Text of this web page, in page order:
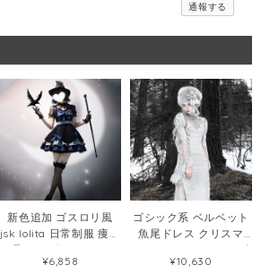
通報する
新色追加 ゴスロリ風
jsk lolita 日常制服 痩せ
て見える ボウタイ ロリ
ータワンピース
¥6,858
ゴシック系 ベルベット
魚尾ドレス クリスマ
ス・ハロウィン ワンピ
ース125659284
¥10,630